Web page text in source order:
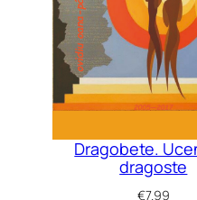
Dragobete.
dragoste
€7.99